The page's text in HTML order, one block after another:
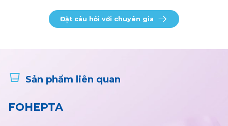
Đặt câu hỏi với chuyên gia
Sản phẩm liên quan
FOHEPTA